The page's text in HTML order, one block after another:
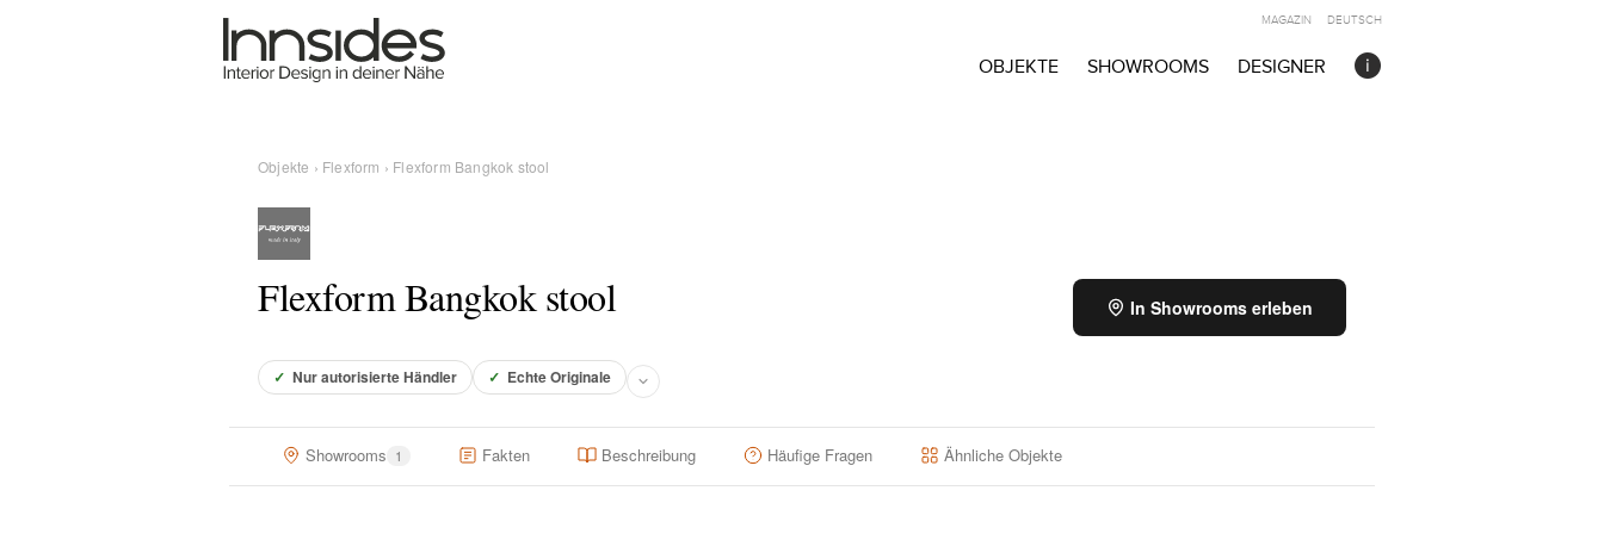
OBJEKTE SHOWROOMS DESIGNER
MAGAZIN DEUTSCH
Objekte › Flexform › Flexform Bangkok stool
Flexform Bangkok stool In Showrooms erleben
✓ Nur autorisierte Händler ✓ Echte Originale
Showrooms 1 Fakten Beschreibung Häufige Fragen Ähnliche Objekte